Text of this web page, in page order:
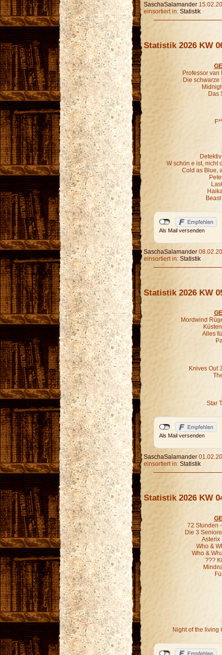
SaschaSalamander
einsortiert in: Statistik
Statistik 2026 KW
Professor van
Die schwarze
Das
W schön e ist, nicht
Cold as Blue,
Als Mail versenden
SaschaSalamander
einsortiert in: Statistik
Statistik 2026 KW
Mordwind
Alles
Knives Out
Star
Als Mail versenden
SaschaSalamander
einsortiert in: Statistik
Statistik 2026 KW
72 Stunden
Die 3
Asterix
Who &
Who &
???
Night of the living